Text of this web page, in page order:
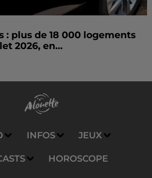
: plus de 18 000 logements
2026, en...
INFOS JEUX
HOROSCOPE